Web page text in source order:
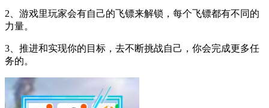
2、游戏里玩家会有自己的飞镖来解锁，每个飞镖都有不同的
力量。
3、推进和实现你的目标，去不断挑战自己，你会完成更多任
务的。